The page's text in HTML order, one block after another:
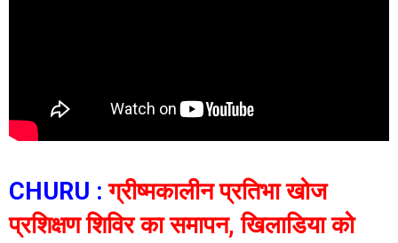
CHURU : ग्रीष्मकालीन प्रतिभा खोज
प्रशिक्षण शिविर का समापन, खिलाडिया को